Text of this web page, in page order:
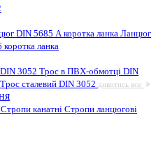
DIN 5685 А коротка ланка Ланцюг
ланка
3052 Трос в ПВХ-обмотці DIN
Трос сталевий DIN 3052 дивитись все
Стропи канатні Стропи ланцюгові